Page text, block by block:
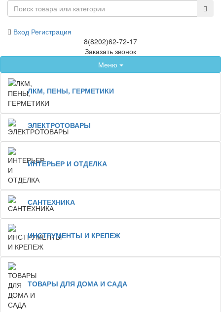
Вход Регистрация
8(8202)62-72-17
Заказать звонок
Меню
ЛКМ, ПЕНЫ, ГЕРМЕТИКИ
ЭЛЕКТРОТОВАРЫ
ИНТЕРЬЕР И ОТДЕЛКА
САНТЕХНИКА
ИНСТРУМЕНТЫ И КРЕПЕЖ
ТОВАРЫ ДЛЯ ДОМА И САДА